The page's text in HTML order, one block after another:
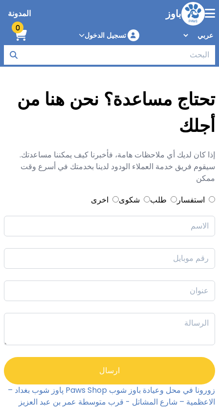
باوز المدونة
تسجيل الدخول
0
تحتاج مساعدة؟ نحن هنا من
أجلك
إذا كان لديك أي ملاحظات هامة، فأخبرنا كيف يمكننا مساعدتك.
سيقوم فريق خدمة العملاء الودود لدينا بخدمتك في أسرع وقت
ممكن
استفسار
طلب شكوى اخرى
ارسال
زورونا في محل وعیادة باوز شوب Paws Shop پاوز شوب بغداد –
الاعظمیة – شارع المشاتل - قرب متوسطة عمر بن عبد العزیز